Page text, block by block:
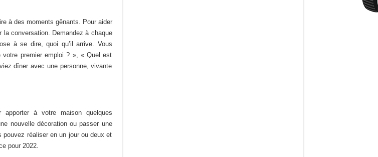
à des moments gênants. Pour aider
conversation. Demandez à chaque
à se dire, quoi qu’il arrive. Vous
premier emploi ? », « Quel est
dîner avec une personne, vivante
à votre maison quelques
nouvelle décoration ou passer une
réaliser en un jour ou deux et
pour 2022.